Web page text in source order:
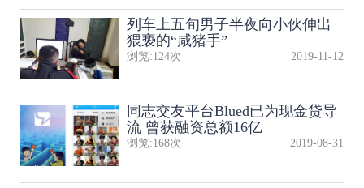
列车上五旬男子半夜向小伙伸出
猥亵的“咸猪手”
浏览:124次 2019-11-12
同志交友平台Blued已为现金贷导
流 曾获融资总额16亿
浏览:168次 2019-08-31